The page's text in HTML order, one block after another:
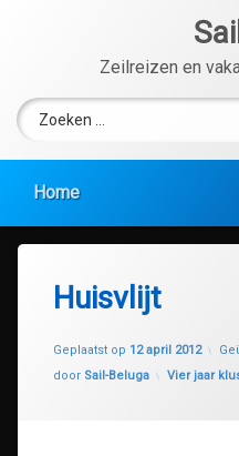
Zeilreizen en
Home
Huisvlijt
Geplaatst op 12 april 2012
door Sail-Beluga Vier jaar